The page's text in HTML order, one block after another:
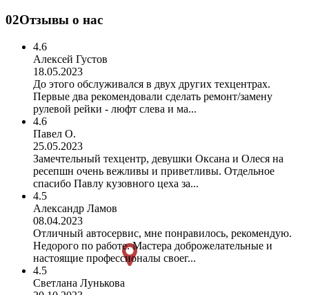
02Отзывы о нас
4.6
Алексей Густов
18.05.2023
До этого обслуживался в двух других техцентрах.
Первые два рекомендовали сделать ремонт/замену
рулевой рейки - люфт слева и ма...
4.6
Павел О.
25.05.2023
Замечтельный техцентр, девушки Оксана и Олеся на
ресепшн очень вежливы и приветливы. Отдельное
спасибо Павлу кузовного цеха за...
4.5
Александр Ламов
08.04.2023
Отличный автосервис, мне понравилось, рекомендую.
Недорого по работе. Мастера доброжелательные и
настоящие профессионалы своег...
4.5
Светлана Лунькова